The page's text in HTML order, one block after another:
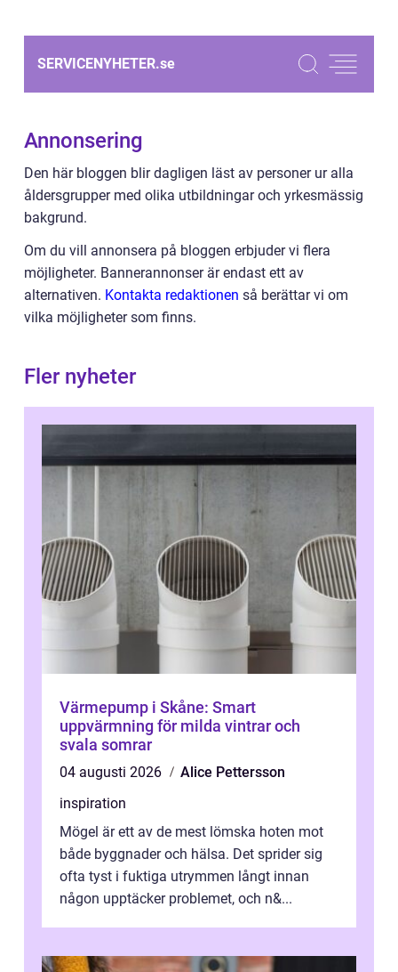
SERVICENYHETER.se
Annonsering
Den här bloggen blir dagligen läst av personer ur alla
åldersgrupper med olika utbildningar och yrkesmässig
bakgrund.
Om du vill annonsera på bloggen erbjuder vi flera
möjligheter. Bannerannonser är endast ett av
alternativen. Kontakta redaktionen så berättar vi om
vilka möjligheter som finns.
Fler nyheter
Värmepump i Skåne: Smart
uppvärmning för milda vintrar och
svala somrar
04 augusti 2026
Alice Pettersson
inspiration
Mögel är ett av de mest lömska hoten mot
både byggnader och hälsa. Det sprider sig
ofta tyst i fuktiga utrymmen långt innan
någon upptäcker problemet, och n&...